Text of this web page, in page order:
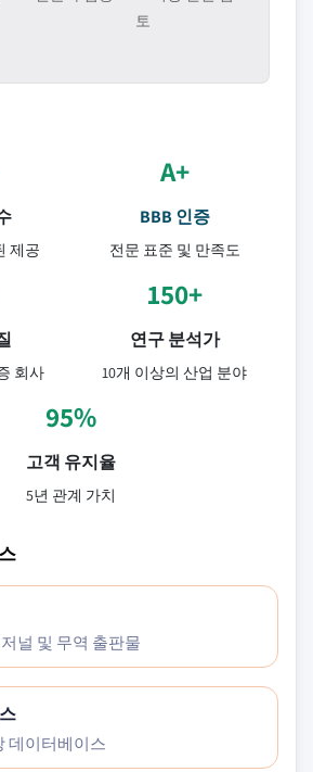
토
제공
A+
BBB 인증
전문 표준 및 만족도
회사
150+
연구 분석가
10개 이상의 산업 분야
95%
고객 유지율
5년 관계 가치
널 및 무역 출판물
데이터베이스